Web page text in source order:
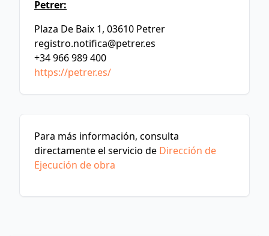
Petrer:
Plaza De Baix 1, 03610 Petrer
registro.notifica@petrer.es
+34 966 989 400
https://petrer.es/
Para más información, consulta
directamente el servicio de Dirección de
Ejecución de obra